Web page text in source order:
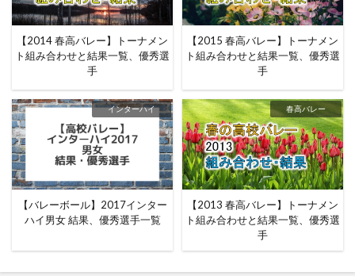
【2014 春高バレー】トーナメン
ト組み合わせと結果一覧、優秀選
手
【2015 春高バレー】トーナメン
ト組み合わせと結果一覧、優秀選
手
インターハイ
【バレーボール】2017インター
ハイ男女 結果、優秀選手一覧
春高バレー
【2013 春高バレー】トーナメン
ト組み合わせと結果一覧、優秀選
手